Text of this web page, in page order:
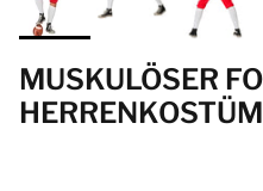
MUSKULÖSER
HERRENKOSTÜM